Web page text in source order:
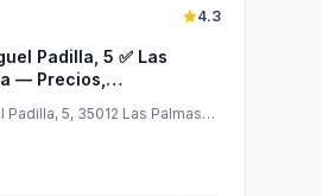
Padilla, 5 ✅ Las
— Precios,
4.3
5, 35012 Las Palmas
España